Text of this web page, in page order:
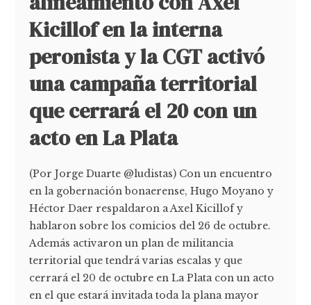
Kicillof en la interna
peronista y la CGT activó
una campaña territorial
que cerrará el 20 con un
acto en La Plata
(Por Jorge Duarte @ludistas) Con un encuentro
en la gobernación bonaerense, Hugo Moyano y
Héctor Daer respaldaron a Axel Kicillof y
hablaron sobre los comicios del 26 de octubre.
Además activaron un plan de militancia
territorial que tendrá varias escalas y que
cerrará el 20 de octubre en La Plata con un acto
en el que estará invitada toda la plana mayor